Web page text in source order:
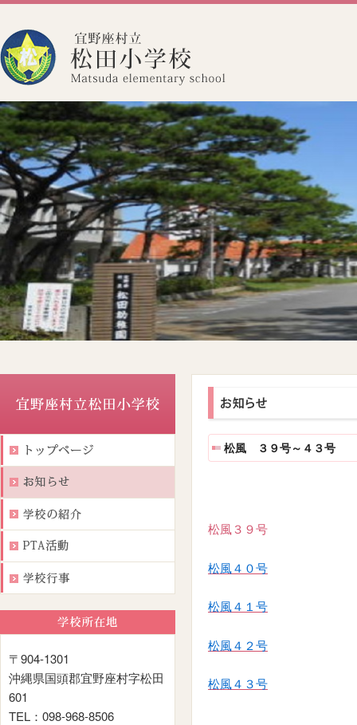
〒904-1301
沖縄県国頭郡宜野座村字松田
601
TEL：098-968-8506
松風 ３９号～４３号
松風３９号
松風４０号
松風４１号
松風４２号
松風４３号